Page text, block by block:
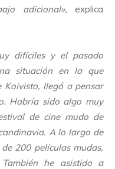
adicional», explica
difíciles y el pasado
situación en la que
llegó a pensar
Habría sido algo muy
de cine mudo de
A lo largo de
200 películas mudas,
he asistido a